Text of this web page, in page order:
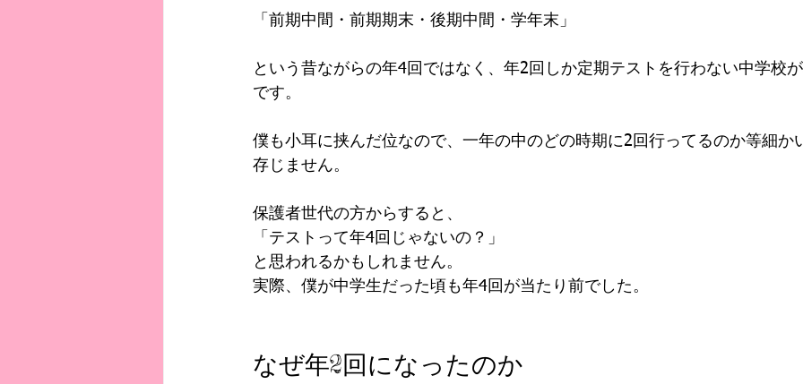
「前期中間・前期期末・後期中間・学年末」
という昔ながらの年4回ではなく、年2回しか定期テストを行わない中学校
です。
僕も小耳に挟んだ位なので、一年の中のどの時期に2回行ってるのか等細か
存じません。
保護者世代の方からすると、
「テストって年4回じゃないの？」
と思われるかもしれません。
実際、僕が中学生だった頃も年4回が当たり前でした。
なぜ年2回になったのか